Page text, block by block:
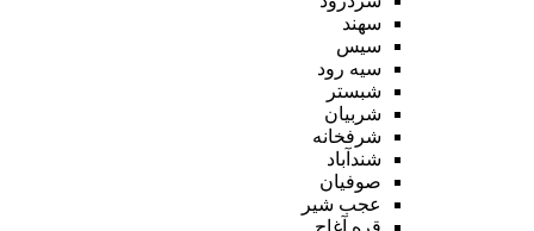
سهند
سیس
سیه رود
شبستر
شربیان
شرفخانه
شندآباد
صوفیان
عجب شیر
قره آغاج